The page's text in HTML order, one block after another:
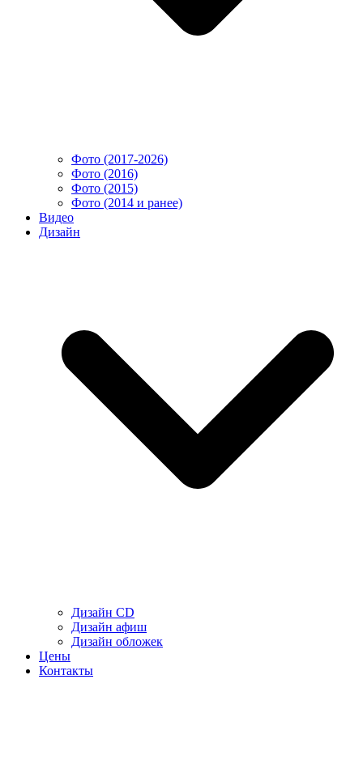
Фото (2017-2026)
Фото (2016)
Фото (2015)
Фото (2014 и ранее)
Видео
Дизайн
Дизайн CD
Дизайн афиш
Дизайн обложек
Цены
Контакты